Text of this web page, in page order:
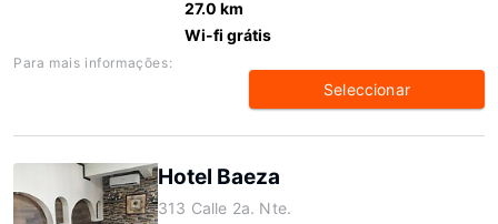
27.0 km
Wi-fi grátis
Para mais informações:
Seleccionar
Hotel Baeza
313 Calle 2a. Nte.